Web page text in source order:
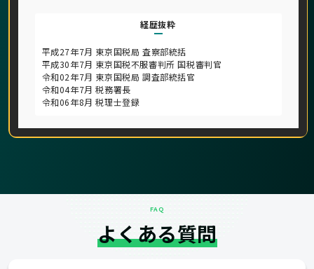
経歴抜粋
平成27年7月 東京国税局 査察部統括
平成30年7月 東京国税不服審判所 国税審判官
令和02年7月 東京国税局 調査部統括官
令和04年7月 税務署長
令和06年8月 税理士登録
FAQ
よくある質問